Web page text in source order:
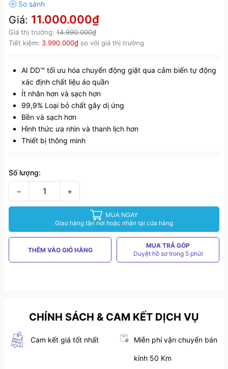
Giá: 11.000.000₫
Giá thị trường: 14.990.000₫
Tiết kiệm: 3.990.000₫ so với giá thị trường
AI DD™ tối ưu hóa chuyển động giặt qua cảm biến tự động
xác định chất liệu áo quần
Ít nhăn hơn và sạch hơn
99,9% Loại bỏ chất gây dị ứng
Bền và sạch hơn
Hình thức ưa nhìn và thanh lịch hơn
Thiết bị thông minh
Số lượng:
− +
MUA NGAY
Giao hàng tận nơi hoặc nhận tại cửa hàng
THÊM VÀO GIỎ HÀNG
MUA TRẢ GÓP
Duyệt hồ sơ trong 5 phút
CHÍNH SÁCH & CAM KẾT DỊCH VỤ
Cam kết giá tốt nhất Miễn phí vận chuyển bán
kính 50 Km